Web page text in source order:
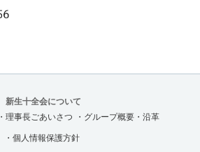
新生十全会について
・理事長ごあいさつ ・グループ概要・沿革
・個人情報保護方針